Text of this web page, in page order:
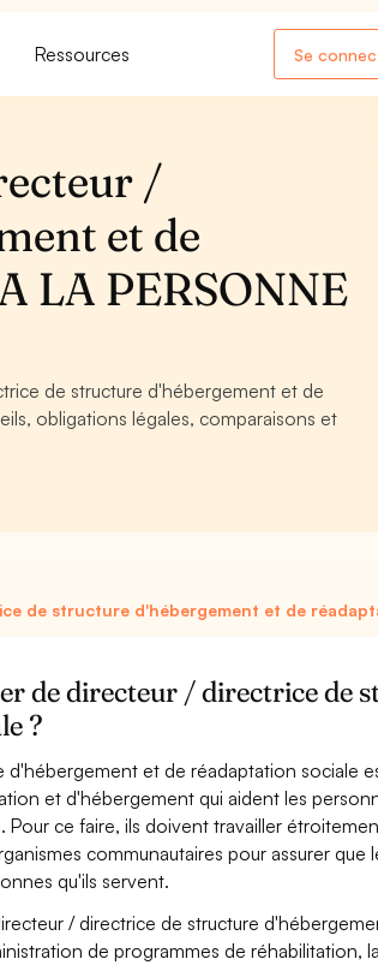
Ressources Se
/
et de
LA PERSONNE
de structure d'hébergement et de
obligations légales, comparaisons et
de structure d'hébergement et de
de directeur / directrice de
?
d'hébergement et de réadaptation sociale
et d'hébergement qui aident les
ce faire, ils doivent travailler
communautaires pour assurer que
qu'ils servent.
/ directrice de structure
de programmes de réhabilitation,